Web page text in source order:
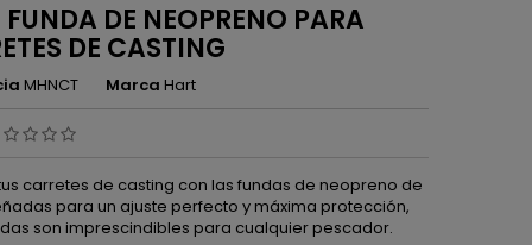
DE NEOPRENO PARA
DE CASTING
MHNCT Marca Hart
carretes de casting con las fundas de neopreno de
para un ajuste perfecto y máxima protección,
son imprescindibles para cualquier pescador.